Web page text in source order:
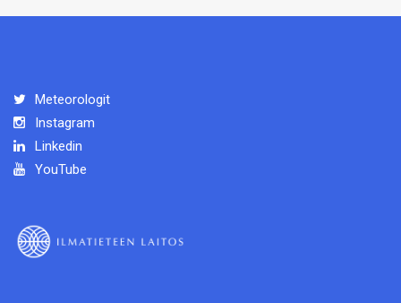
Meteorologit
Instagram
Linkedin
YouTube